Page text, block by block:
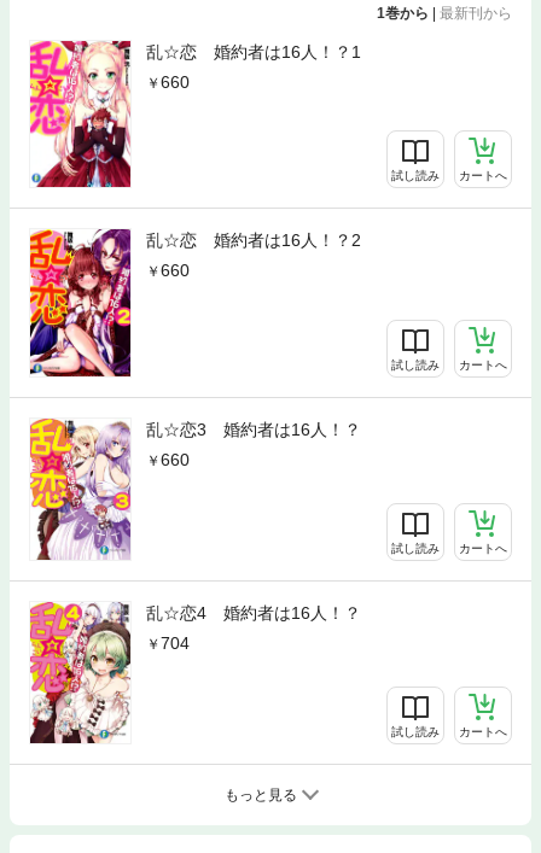
1巻から | 最新刊から
乱☆恋 婚約者は16人！？1
660
試し読み カートへ
乱☆恋 婚約者は16人！？2
660
試し読み カートへ
乱☆恋3 婚約者は16人！？
660
試し読み カートへ
乱☆恋4 婚約者は16人！？
704
試し読み カートへ
もっと見る